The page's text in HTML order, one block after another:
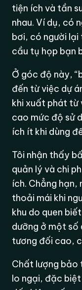
tiện ích và tần
nhau. Ví dụ, có
bơi, có người lại
cầu tụ họp bạn
Ở góc độ này,
đến từ việc dự
khi xuất phát từ
cao mức độ sử
ích ít khi dùng
Tôi nhận thấy
quản lý và chi
ích. Chẳng hạn,
thoải mái khi
khu do quen
dưỡng ở một số
tương đối cao,
Chất lượng bảo
lo ngại, đặc